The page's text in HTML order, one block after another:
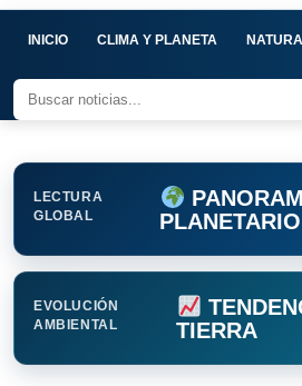
INICIO CLIMA Y PLANETA
LECTURA
GLOBAL
PLANETARIO
EVOLUCIÓN
AMBIENTAL
TIERRA